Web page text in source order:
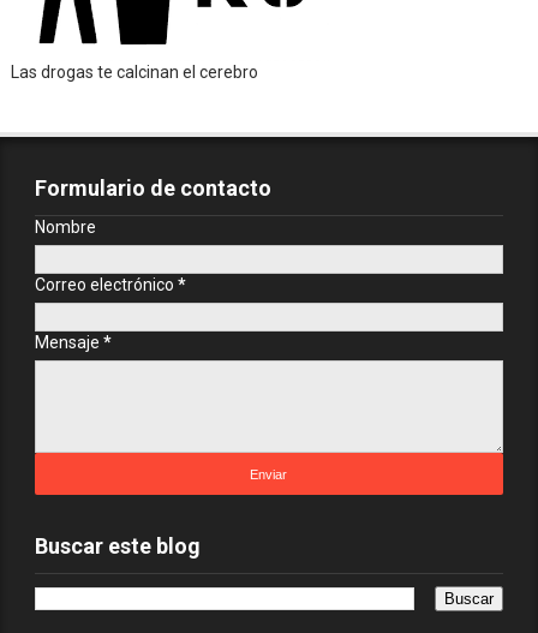
Las drogas te calcinan el cerebro
Formulario de contacto
Nombre
Correo electrónico *
Mensaje *
Buscar este blog